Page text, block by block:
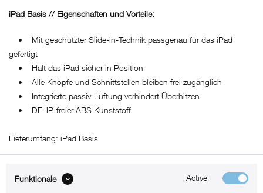
iPad Basis // Eigenschaften und Vorteile:
• Mit geschützter Slide-in-Technik passgenau für das iPad
gefertigt
• Hält das iPad sicher in Position
• Alle Knöpfe und Schnittstellen bleiben frei zugänglich
• Integrierte passiv-Lüftung verhindert Überhitzen
• DEHP-freier ABS Kunststoff
Lieferumfang: iPad Basis
Funktionale Active